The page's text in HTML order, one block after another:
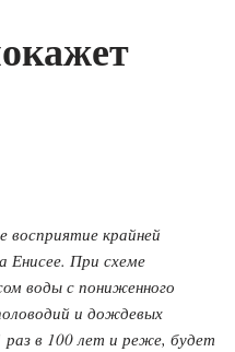
восприятие крайней
Енисее. При схеме
воды с пониженного
и дождевых
раз в 100 лет и реже, будет